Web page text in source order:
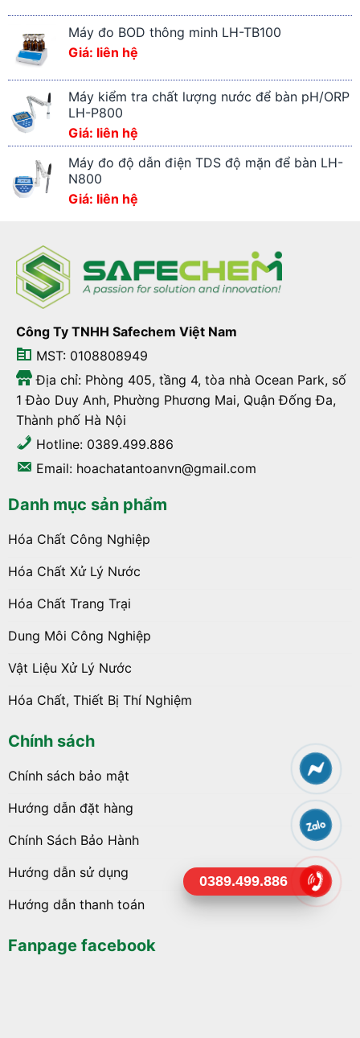
Máy đo BOD thông minh LH-TB100
Giá: liên hệ
Máy kiểm tra chất lượng nước để bàn pH/ORP
LH-P800
Giá: liên hệ
Máy đo độ dẫn điện TDS độ mặn để bàn LH-
N800
Giá: liên hệ
Công Ty TNHH Safechem Việt Nam
MST: 0108808949
Địa chỉ: Phòng 405, tầng 4, tòa nhà Ocean Park, số
1 Đào Duy Anh, Phường Phương Mai, Quận Đống Đa,
Thành phố Hà Nội
Hotline: 0389.499.886
Email: hoachatantoanvn@gmail.com
Danh mục sản phẩm
Hóa Chất Công Nghiệp
Hóa Chất Xử Lý Nước
Hóa Chất Trang Trại
Dung Môi Công Nghiệp
Vật Liệu Xử Lý Nước
Hóa Chất, Thiết Bị Thí Nghiệm
Chính sách
Chính sách bảo mật
Hướng dẫn đặt hàng
Chính Sách Bảo Hành
Hướng dẫn sử dụng
Hướng dẫn thanh toán
Fanpage facebook
0389.499.886